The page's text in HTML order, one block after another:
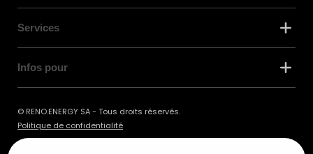
Services
Infos pour
© RENO.ENERGY SA - Tous droits réservés.
Politique de confidentialité